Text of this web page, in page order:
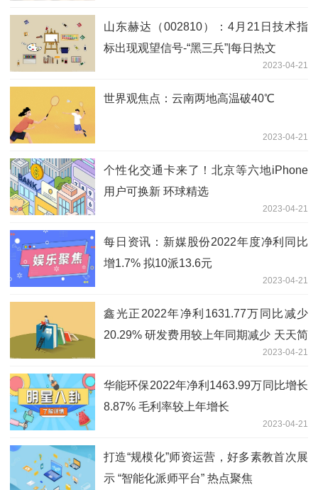
山东赫达（002810）：4月21日技术指
标出现观望信号-“黑三兵”|每日热文
2023-04-21
世界观焦点：云南两地高温破40℃
2023-04-21
个性化交通卡来了！北京等六地iPhone
用户可换新 环球精选
2023-04-21
每日资讯：新媒股份2022年度净利同比
增1.7% 拟10派13.6元
2023-04-21
鑫光正2022年净利1631.77万同比减少
20.29% 研发费用较上年同期减少 天天简
2023-04-21
华能环保2022年净利1463.99万同比增长
8.87% 毛利率较上年增长
2023-04-21
打造“规模化”师资运营，好多素教首次展
示 “智能化派师平台” 热点聚焦